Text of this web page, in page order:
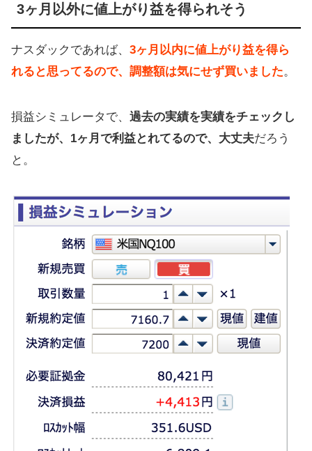
3ヶ月以外に値上がり益を得られそう
ナスダックであれば、 3ヶ月以内に値上がり益を得ら
れると思ってるので、調整額は気にせず買いました。
損益シミュレータで、 過去の実績を実績をチェックし
ましたが、1ヶ月で利益とれてるので、大丈夫だろう
と。